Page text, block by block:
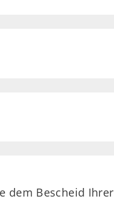
dem Bescheid Ihrer